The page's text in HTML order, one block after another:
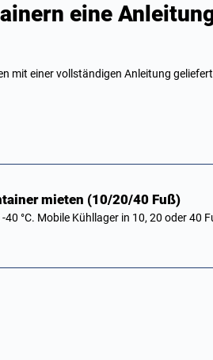
eine
mit einer vollständigen Anleitung
mieten (10/20/40 Fuß)
°C. Mobile Kühllager in 10, 20 oder 40